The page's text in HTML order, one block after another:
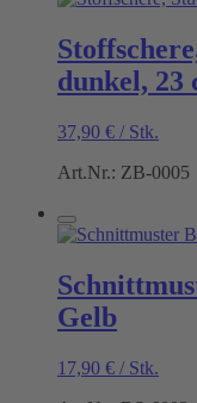
dunkel, 23
37,90 € / Stk.
Art.Nr.: ZB-0005
Gelb
17,90 € / Stk.